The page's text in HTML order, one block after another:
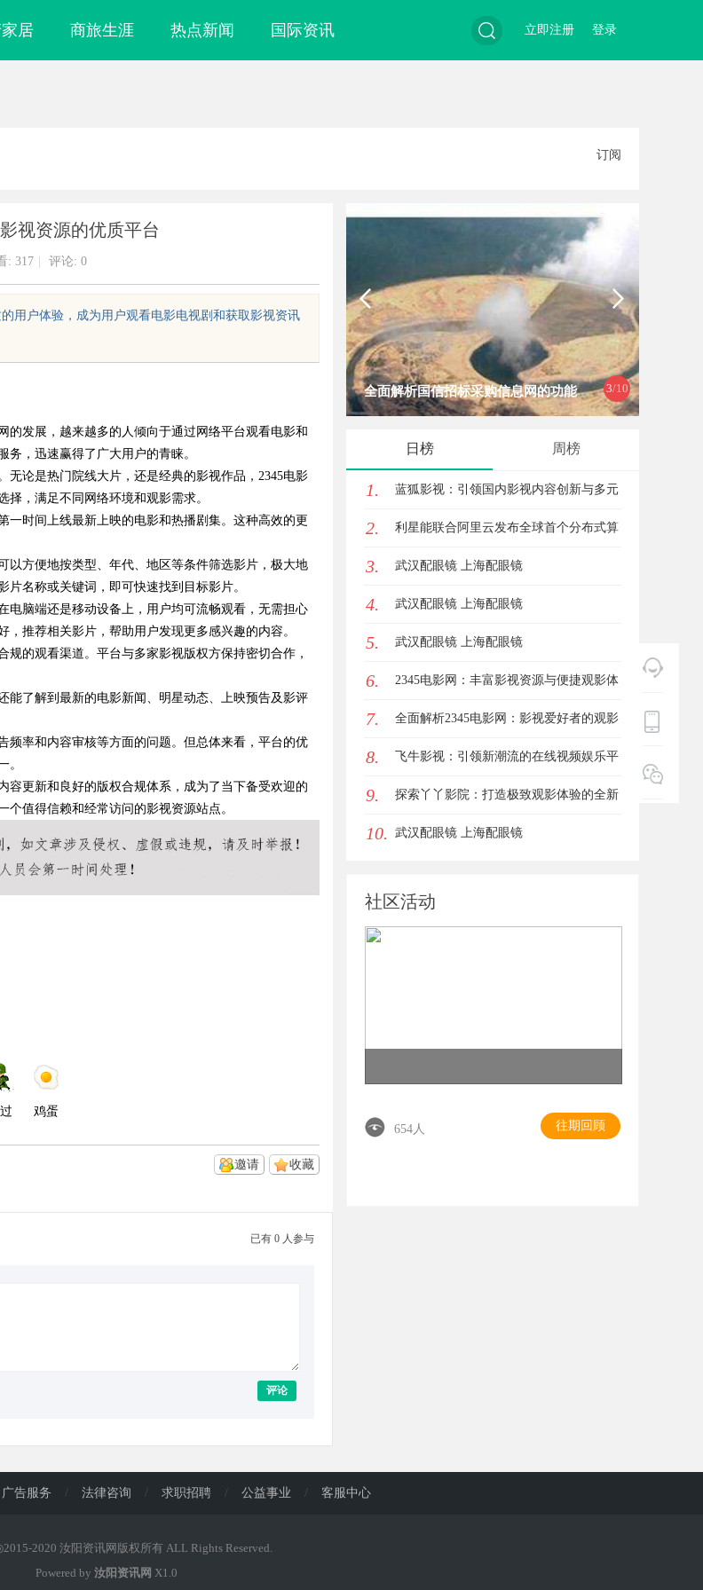
居 商旅生涯 热点新闻 国际资讯 登录
立即注册
订阅
视资源的优质平台
: 317 评论: 0
用户体验，成为用户观看电影电视剧和获取影视资讯
发展，越来越多的人倾向于通过网络平台观看电影和
务，迅速赢得了广大用户的青睐。
无论是热门院线大片，还是经典的影视作品，2345电影
，满足不同网络环境和观影需求。
一时间上线最新上映的电影和热播剧集。这种高效的更
以方便地按类型、年代、地区等条件筛选影片，极大地
名称或关键词，即可快速找到目标影片。
电脑端还是移动设备上，用户均可流畅观看，无需担心
推荐相关影片，帮助用户发现更多感兴趣的内容。
的观看渠道。平台与多家影视版权方保持密切合作，
能了解到最新的电影新闻、明星动态、上映预告及影评
频率和内容审核等方面的问题。但总体来看，平台的优
。
容更新和良好的版权合规体系，成为了当下备受欢迎的
值得信赖和经常访问的影视资源站点。
鸡蛋
收藏
邀请
已有 0 人参与
评论
3/10
全面解析国信招标采购信息网的功能
日榜 周榜
1. 蓝狐影视：引领国内影视内容创新与多元
化发展的先锋力量
2. 利星能联合阿里云发布全球首个分布式算
电协同解决方案
3. 武汉配眼镜 上海配眼镜
4. 武汉配眼镜 上海配眼镜
5. 武汉配眼镜 上海配眼镜
6. 2345电影网：丰富影视资源与便捷观影体
验的最佳选择
7. 全面解析2345电影网：影视爱好者的观影
首选平台详解
8. 飞牛影视：引领新潮流的在线视频娱乐平
台全面解析
9. 探索丫丫影院：打造极致观影体验的全新
影视平台
10. 武汉配眼镜 上海配眼镜
社区活动
654人 往期回顾
广告服务 / 法律咨询 / 求职招聘 / 公益事业 / 客服中心
2020 汝阳资讯网版权所有 ALL Rights Reserved.
Powered by 汝阳资讯网 X1.0